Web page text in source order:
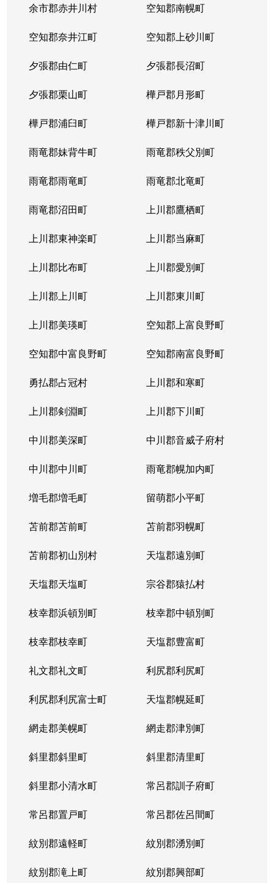
余市郡赤井川村 空知郡南幌町
空知郡奈井江町 空知郡上砂川町
夕張郡由仁町 夕張郡長沼町
夕張郡栗山町 樺戸郡月形町
樺戸郡浦臼町 樺戸郡新十津川町
雨竜郡妹背牛町 雨竜郡秩父別町
雨竜郡雨竜町 雨竜郡北竜町
雨竜郡沼田町 上川郡鷹栖町
上川郡東神楽町 上川郡当麻町
上川郡比布町 上川郡愛別町
上川郡上川町 上川郡東川町
上川郡美瑛町 空知郡上富良野町
空知郡中富良野町 空知郡南富良野町
勇払郡占冠村 上川郡和寒町
上川郡剣淵町 上川郡下川町
中川郡美深町 中川郡音威子府村
中川郡中川町 雨竜郡幌加内町
増毛郡増毛町 留萌郡小平町
苫前郡苫前町 苫前郡羽幌町
苫前郡初山別村 天塩郡遠別町
天塩郡天塩町 宗谷郡猿払村
枝幸郡浜頓別町 枝幸郡中頓別町
枝幸郡枝幸町 天塩郡豊富町
礼文郡礼文町 利尻郡利尻町
利尻郡利尻富士町 天塩郡幌延町
網走郡美幌町 網走郡津別町
斜里郡斜里町 斜里郡清里町
斜里郡小清水町 常呂郡訓子府町
常呂郡置戸町 常呂郡佐呂間町
紋別郡遠軽町 紋別郡湧別町
紋別郡滝上町 紋別郡興部町